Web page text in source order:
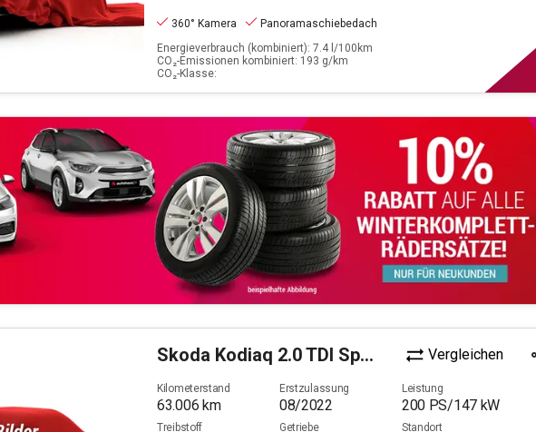
360° Kamera
Panoramaschiebedach
Energieverbrauch (kombiniert): 7.4 l/100km
CO₂-Emissionen kombiniert: 193 g/km
CO₂-Klasse:
Skoda Kodiaq 2.0 TDI Sportline 4x4 (EURO 6d) Vergleichen
Kilometerstand
63.006 km
Erstzulassung
08/2022
Leistung
200 PS/147 kW
Treibstoff Getriebe Standort